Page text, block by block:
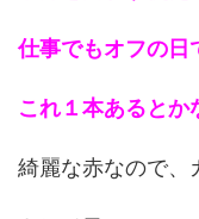
仕事でもオフの日
これ１本あるとか
綺麗な赤なので、